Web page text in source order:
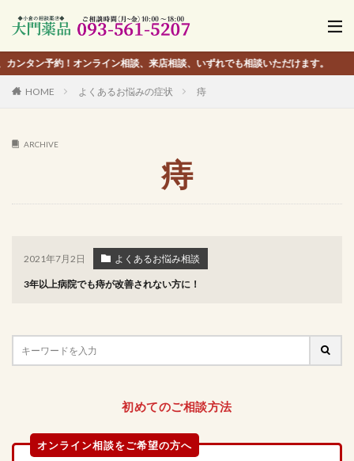
ンライン相談、来店相談、いずれでも相談いただけます。
HOME よくあるお悩みの症状 痔
ARCHIVE
痔
2021年7月2日 よくあるお悩み相談
3年以上病院でも痔が改善されない方に！
初めてのご相談方法